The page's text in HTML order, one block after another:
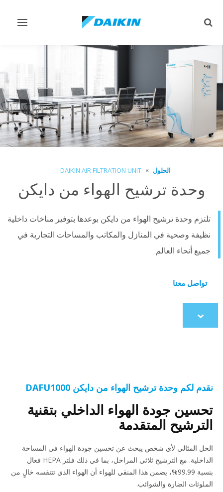
Toggle
Toggle
الحلول DAIKIN AIR FILTRATION UNIT
وحدة ترشيح الهواء من دايكن
تلتزم وحدة ترشيح الهواء من دايكن بوعدها بتوفير مناخات داخلية
نظيفة وصحية في المنازل والمكاتب والمساحات التجارية في
جميع أنحاء العالم.
تواصل معنا
Scroll
to
نقدم لكم وحدة ترشيح الهواء من دايكن DAFU1000
تحسين جودة الهواء الداخلي بتقنية
الترشيح المتقدمة
الحل المثالي لأي شخص يبحث عن تحسين جودة الهواء في المساحة
الداخلية. مع الترشيح ثلاثي المراحل، بما في ذلك فلتر HEPA فعال
بنسبة 99.99%، يضمن هذا المنقي للهواء أن الهواء الذي تتنفسه خالٍ من
الملوثات الضارة والشوائب.